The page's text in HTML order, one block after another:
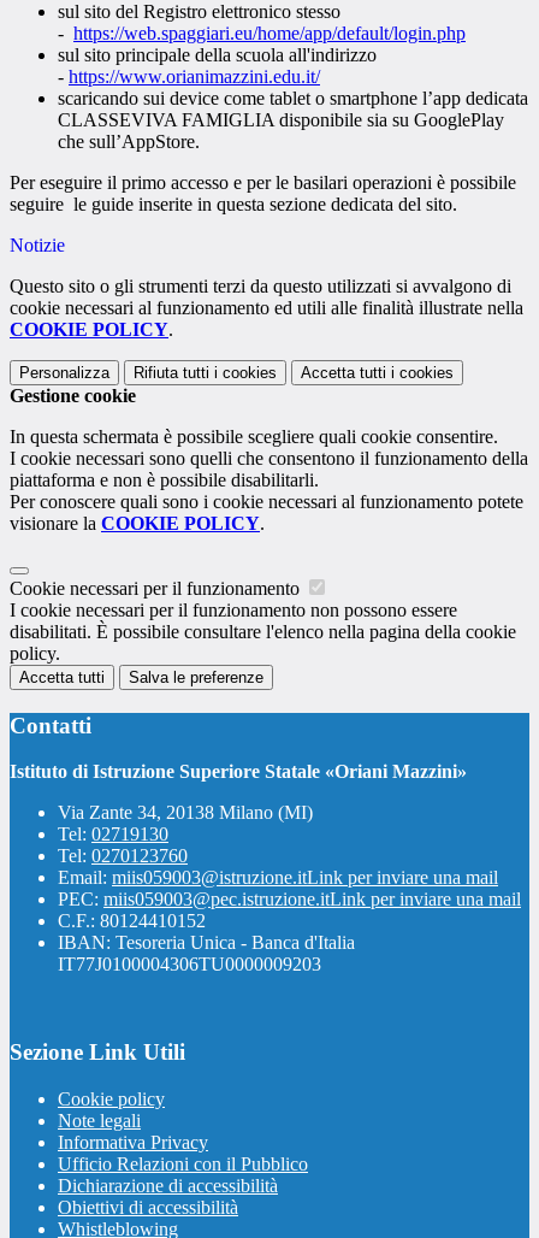
sul sito del Registro elettronico stesso
- https://web.spaggiari.eu/home/app/default/login.php
sul sito principale della scuola all'indirizzo
- https://www.orianimazzini.edu.it/
scaricando sui device come tablet o smartphone l’app dedicata
CLASSEVIVA FAMIGLIA disponibile sia su GooglePlay
che sull’AppStore.
Per eseguire il primo accesso e per le basilari operazioni è possibile
seguire le guide inserite in questa sezione dedicata del sito.
Notizie
Questo sito o gli strumenti terzi da questo utilizzati si avvalgono di
cookie necessari al funzionamento ed utili alle finalità illustrate nella
COOKIE POLICY.
Personalizza Rifiuta tutti i cookies Accetta tutti i cookies
Gestione cookie
In questa schermata è possibile scegliere quali cookie consentire.
I cookie necessari sono quelli che consentono il funzionamento della
piattaforma e non è possibile disabilitarli.
Per conoscere quali sono i cookie necessari al funzionamento potete
visionare la COOKIE POLICY.
Cookie necessari per il funzionamento
I cookie necessari per il funzionamento non possono essere
disabilitati. È possibile consultare l'elenco nella pagina della cookie
policy.
Accetta tutti Salva le preferenze
Contatti
Istituto di Istruzione Superiore Statale «Oriani Mazzini»
Via Zante 34, 20138 Milano (MI)
Tel: 02719130
Tel: 0270123760
Email: miis059003@istruzione.itLink per inviare una mail
PEC: miis059003@pec.istruzione.itLink per inviare una mail
C.F.: 80124410152
IBAN: Tesoreria Unica - Banca d'Italia
IT77J0100004306TU0000009203
Sezione Link Utili
Cookie policy
Note legali
Informativa Privacy
Ufficio Relazioni con il Pubblico
Dichiarazione di accessibilità
Obiettivi di accessibilità
Whistleblowing